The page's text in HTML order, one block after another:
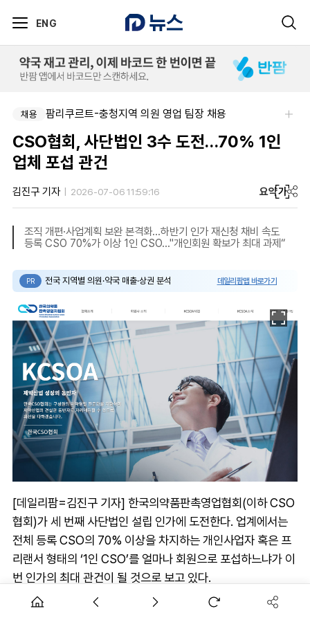
ENG
채용 팜리쿠르트-충청지역 의원 영업 팀장 채용
CSO협회, 사단법인 3수 도전…70% 1인
업체 포섭 관건
김진구 기자 2026-07-06 11:59:16 요약가
조직 개편·사업계획 보완 본격화…하반기 인가 재신청 채비 속도
등록 CSO 70%가 이상 1인 CSO…"개인회원 확보가 최대 과제“
PR 전국 지역별 의원·약국 매출·상권 분석 데일리팜맵 바로가기
[데일리팜=김진구 기자] 한국의약품판촉영업협회(이하 CSO
협회)가 세 번째 사단법인 설립 인가에 도전한다. 업계에서는
전체 등록 CSO의 70% 이상을 차지하는 개인사업자 혹은 프
리랜서 형태의 ‘1인 CSO’를 얼마나 회원으로 포섭하느냐가 이
번 인가의 최대 관건이 될 것으로 보고 있다.
6일 제약업계에 따르면 CSO협회는 최근 사단법인 인가를 위